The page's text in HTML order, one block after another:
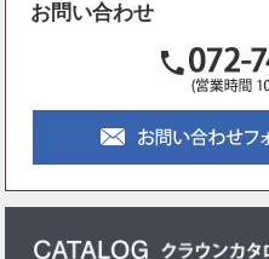
お問い合わせ